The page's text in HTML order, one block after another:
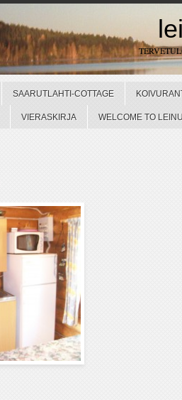
SAARUTLAHTI-COTTAGE
VIERASKIRJA WELCOME TO